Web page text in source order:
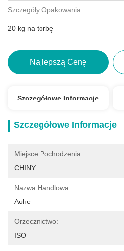
Szczegóły Opakowania:
20 kg na torbę
Najlepszą Cenę
Szczegółowe Informacje
Szczegółowe Informacje
Miejsce Pochodzenia:
CHINY
Nazwa Handlowa:
Aohe
Orzecznictwo:
ISO